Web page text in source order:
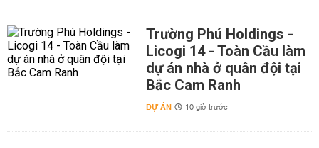
Trường Phú Holdings -
Licogi 14 - Toàn Cầu làm
dự án nhà ở quân đội tại
Bắc Cam Ranh
DỰ ÁN 10 giờ trước